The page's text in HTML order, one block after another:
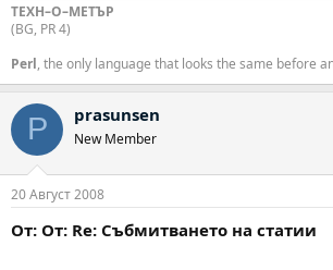
ТЕХН–О–МЕТЪР
(BG, PR 4)
Perl, the only language that looks the same before
P prasunsen
New Member
20 Август 2008
От: От: Re: Събмитването на статии